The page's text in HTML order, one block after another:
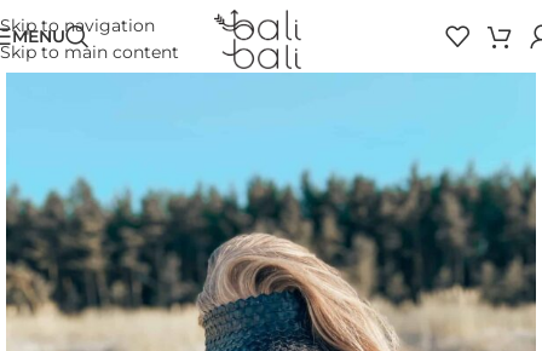
Skip to navigation
Skip to main content
MENU